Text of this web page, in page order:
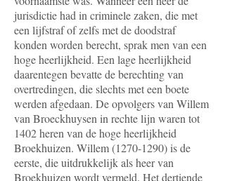
jurisdictie had in criminele zaken, die met
een lijfstraf of zelfs met de doodstraf
konden worden berecht, sprak men van een
hoge heerlijkheid. Een lage heerlijkheid
daarentegen bevatte de berechting van
overtredingen, die slechts met een boete
werden afgedaan. De opvolgers van Willem
van Broeckhuysen in rechte lijn waren tot
1402 heren van de hoge heerlijkheid
Broekhuizen. Willem (1270-1290) is de
eerste, die uitdrukkelijk als heer van
Broekhuizen wordt vermeld. Het dertiende